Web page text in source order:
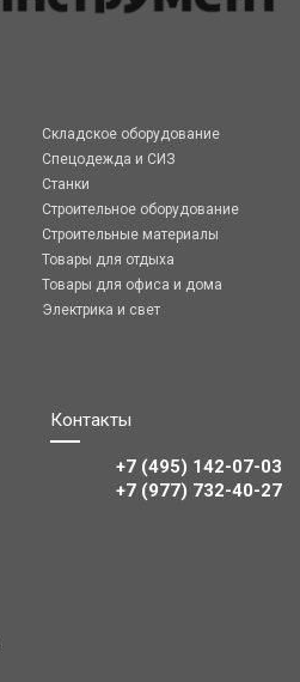
Складское оборудование
Спецодежда и СИЗ
Станки
Строительное оборудование
Строительные материалы
Товары для отдыха
Товары для офиса и дома
Электрика и свет
Контакты
+7 (495) 142-07-03
‎‎+7 (977) 732-40-27